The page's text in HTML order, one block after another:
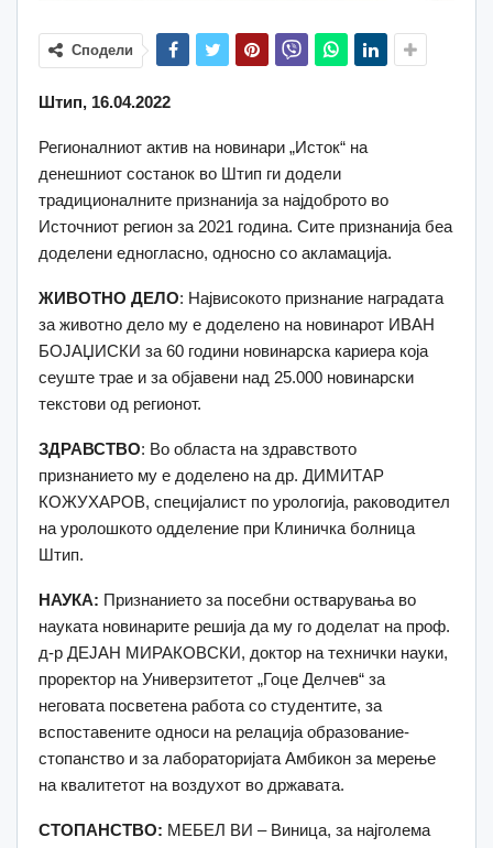
Сподели
Штип, 16.04.2022
Регионалниот актив на новинари „Исток“ на
денешниот состанок во Штип ги додели
традиционалните признанија за најдоброто во
Источниот регион за 2021 година. Сите признанија беа
доделени едногласно, односно со акламација.
ЖИВОТНО ДЕЛО: Највисокото признание наградата
за животно дело му е доделено на новинарот ИВАН
БОЈАЏИСКИ за 60 години новинарска кариера која
сеуште трае и за објавени над 25.000 новинарски
текстови од регионот.
ЗДРАВСТВО: Во областа на здравството
признанието му е доделено на др. ДИМИТАР
КОЖУХАРОВ, специјалист по урологија, раководител
на уролошкото одделение при Клиничка болница
Штип.
НАУКА: Признанието за посебни остварувања во
науката новинарите решија да му го доделат на проф.
д-р ДЕЈАН МИРАКОВСКИ, доктор на технички науки,
проректор на Универзитетот „Гоце Делчев“ за
неговата посветена работа со студентите, за
вспоставените односи на релација образование-
стопанство и за лабораторијата Амбикон за мерење
на квалитетот на воздухот во државата.
СТОПАНСТВО: МЕБЕЛ ВИ – Виница, за најголема